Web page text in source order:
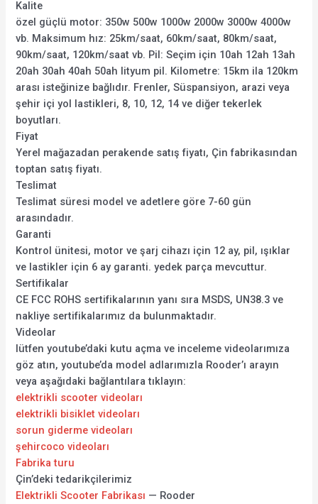
Kalite
özel güçlü motor: 350w 500w 1000w 2000w 3000w 4000w
vb. Maksimum hız: 25km/saat, 60km/saat, 80km/saat,
90km/saat, 120km/saat vb. Pil: Seçim için 10ah 12ah 13ah
20ah 30ah 40ah 50ah lityum pil. Kilometre: 15km ila 120km
arası isteğinize bağlıdır. Frenler, Süspansiyon, arazi veya
şehir içi yol lastikleri, 8, 10, 12, 14 ve diğer tekerlek
boyutları.
Fiyat
Yerel mağazadan perakende satış fiyatı, Çin fabrikasından
toptan satış fiyatı.
Teslimat
Teslimat süresi model ve adetlere göre 7-60 gün
arasındadır.
Garanti
Kontrol ünitesi, motor ve şarj cihazı için 12 ay, pil, ışıklar
ve lastikler için 6 ay garanti. yedek parça mevcuttur.
Sertifikalar
CE FCC ROHS sertifikalarının yanı sıra MSDS, UN38.3 ve
nakliye sertifikalarımız da bulunmaktadır.
Videolar
lütfen youtube’daki kutu açma ve inceleme videolarımıza
göz atın, youtube’da model adlarımızla Rooder’ı arayın
veya aşağıdaki bağlantılara tıklayın:
elektrikli scooter videoları
elektrikli bisiklet videoları
sorun giderme videoları
şehircoco videoları
Fabrika turu
Çin’deki tedarikçilerimiz
Elektrikli Scooter Fabrikası — Rooder